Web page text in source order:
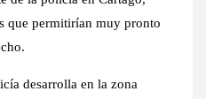
que permitirían muy pronto
desarrolla en la zona